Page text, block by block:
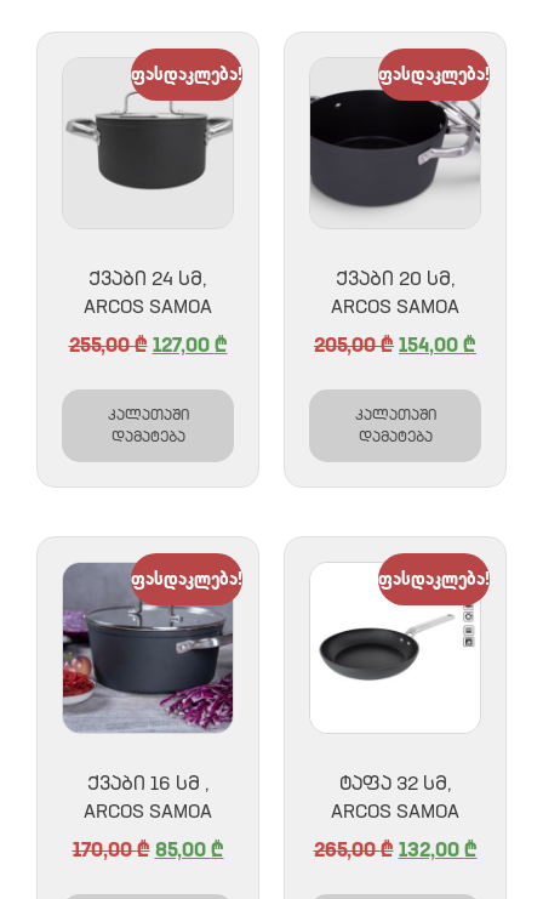
ფასდაკლება!
ᲥᲕᲐᲑᲘ 24 ᲡᲛ,
ARCOS SAMOA
255,00₾ 127,00 ₾
კალათაში
დამატება
ფასდაკლება!
ᲥᲕᲐᲑᲘ 20 ᲡᲛ,
ARCOS SAMOA
205,00₾ 154,00 ₾
კალათაში
დამატება
ფასდაკლება!
ᲥᲕᲐᲑᲘ 16 ᲡᲛ ,
ARCOS SAMOA
170,00₾ 85,00 ₾
ფასდაკლება!
ᲢᲐᲤᲐ 32 ᲡᲛ,
ARCOS SAMOA
265,00₾ 132,00 ₾